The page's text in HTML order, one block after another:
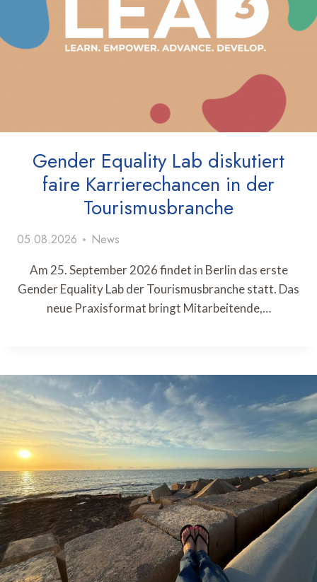
Gender Equality Lab diskutiert
faire Karrierechancen in der
Tourismusbranche
05.08.2026 News
Am 25. September 2026 findet in Berlin das erste
Gender Equality Lab der Tourismusbranche statt. Das
neue Praxisformat bringt Mitarbeitende,…